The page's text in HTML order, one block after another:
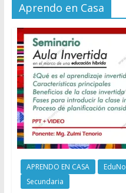
Aprendo en Casa
APRENDO EN CASA
Secundaria